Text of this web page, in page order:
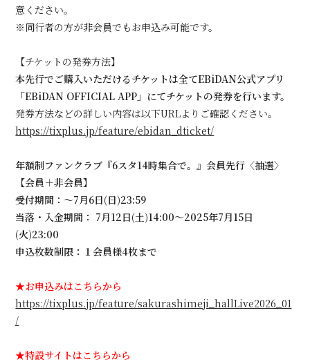
意ください。
※同行者の方が非会員でもお申込み可能です。
【チケットの発券方法】
本先行でご購入いただけるチケットは全てEBiDAN公式アプリ
「EBiDAN OFFICIAL APP」にてチケットの発券を行います。
発券方法などの詳しい内容は以下URLよりご確認ください。
https://tixplus.jp/feature/ebidan_dticket/
年額制ファンクラブ『6スタ14時集合で。』会員先行〈抽選〉
【会員＋非会員】
受付期間：～7月6日(日)23:59
当落・入金期間： 7月12日(土)14:00～2025年7月15日
(火)23:00
申込枚数制限：１会員様4枚まで
★お申込みはこちらから
https://tixplus.jp/feature/sakurashimeji_hallLive2026_01
/
★特設サイトはこちらから